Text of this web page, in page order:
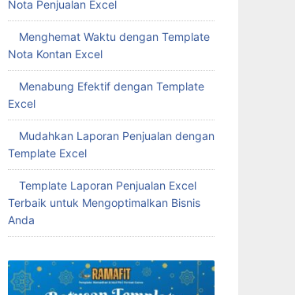
Nota Penjualan Excel
Menghemat Waktu dengan Template
Nota Kontan Excel
Menabung Efektif dengan Template
Excel
Mudahkan Laporan Penjualan dengan
Template Excel
Template Laporan Penjualan Excel
Terbaik untuk Mengoptimalkan Bisnis
Anda